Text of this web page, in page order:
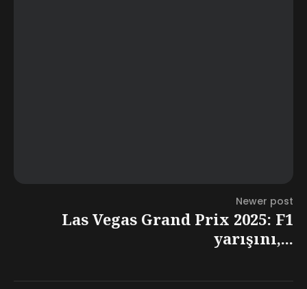
Newer post
Las Vegas Grand Prix 2025: F1
yarışını,...